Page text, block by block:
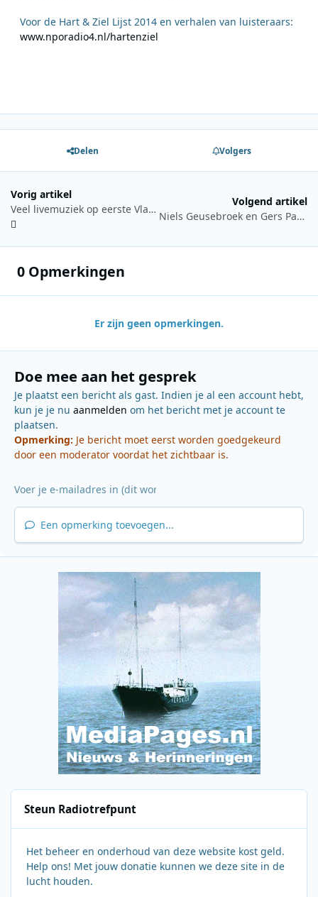
Voor de Hart & Ziel Lijst 2014 en verhalen van luisteraars:
www.nporadio4.nl/hartenziel
Delen Volgers
Vorig artikel
Veel livemuziek op eerste Vlaamse Ultratop 50 vanop locatie
Volgend artikel
Niels Geusebroek en Gers Pardoel treden op bij Radio 2 Top 2000 In Concert
0 Opmerkingen
Er zijn geen opmerkingen.
Doe mee aan het gesprek
Je plaatst een bericht als gast. Indien je al een account hebt,
kun je je nu aanmelden om het bericht met je account te
plaatsen.
Opmerking: Je bericht moet eerst worden goedgekeurd
door een moderator voordat het zichtbaar is.
Een opmerking toevoegen...
Steun Radiotrefpunt
Het beheer en onderhoud van deze website kost geld.
Help ons! Met jouw donatie kunnen we deze site in de
lucht houden.